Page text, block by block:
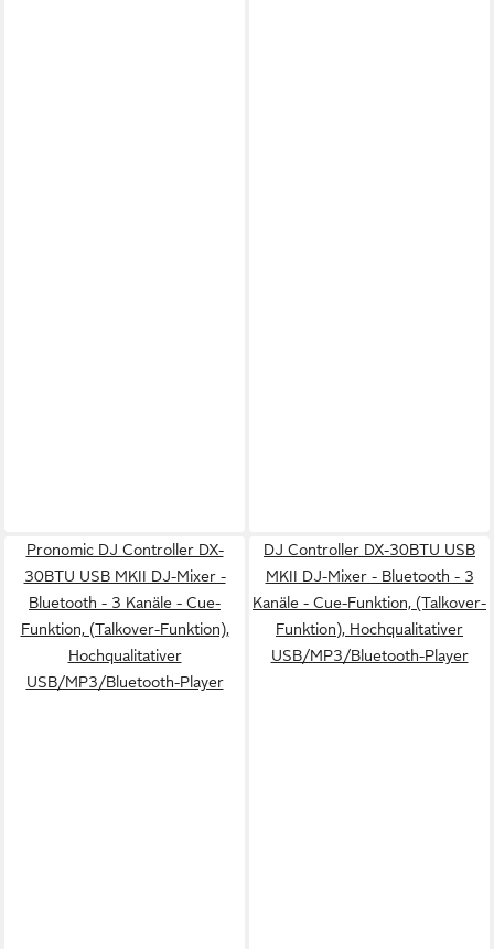
Pronomic DJ Controller DX-
30BTU USB MKII DJ-Mixer -
Bluetooth - 3 Kanäle - Cue-
Funktion, (Talkover-Funktion),
Hochqualitativer
USB/MP3/Bluetooth-Player
DJ Controller DX-30BTU USB
MKII DJ-Mixer - Bluetooth - 3
Kanäle - Cue-Funktion, (Talkover-
Funktion), Hochqualitativer
USB/MP3/Bluetooth-Player